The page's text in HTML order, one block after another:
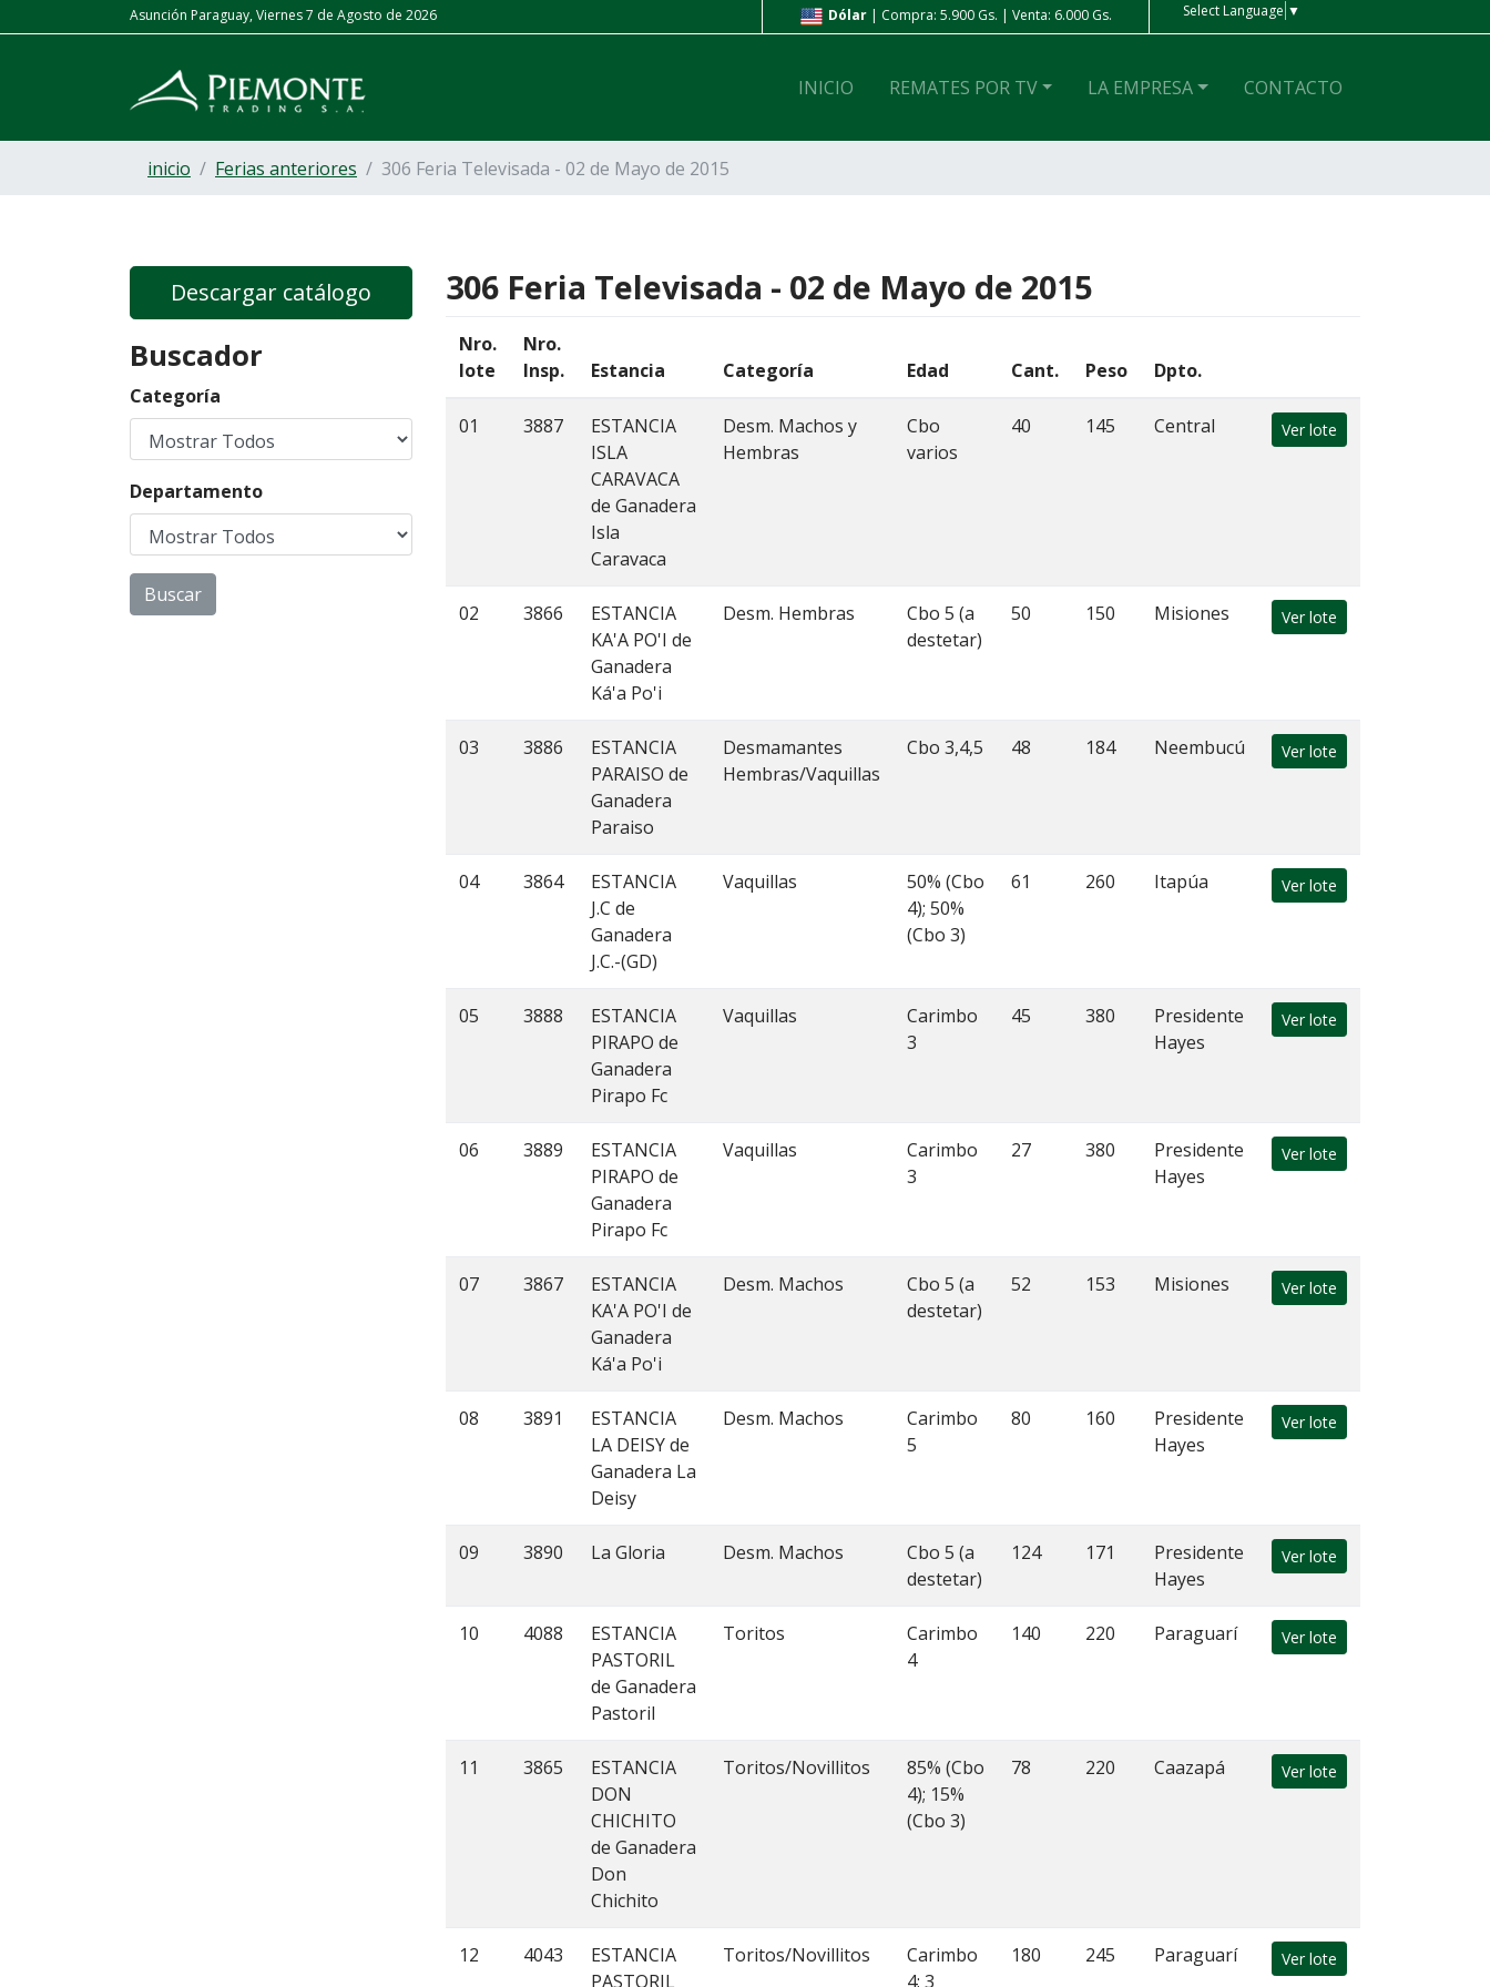
Asunción Paraguay, Viernes 7 de Agosto de 2026
| Compra: 130 Gs. | Venta: 200 Gs. Euro Dólar| Compra: 5.900 Gs. | Venta: 6.000 Gs. Peso Ar| Compra: 4 Gs. | Venta: 4 Gs.
Select Language ▼
INICIO REMATES POR TV LA EMPRESA CONTACTO
inicio Ferias anteriores 306 Feria Televisada - 02 de Mayo de 2015
Descargar catálogo
Buscador
Categoría
Departamento
306 Feria Televisada - 02 de Mayo de 2015
Nro.
lote
Nro.
Insp.
Estancia Categoría Edad Cant. Peso Dpto.
01 3887
ESTANCIA
ISLA
CARAVACA
de Ganadera
Isla
Caravaca
Desm. Machos y
Hembras
Cbo
varios
40 145 Central Ver lote
02 3866
ESTANCIA
KA'A PO'I de
Ganadera
Ká'a Po'i
Desm. Hembras
Cbo 5 (a
destetar)
50 150 Misiones Ver lote
03 3886
ESTANCIA
PARAISO de
Ganadera
Paraiso
Desmamantes
Hembras/Vaquillas
Cbo 3,4,5 48 184 Neembucú Ver lote
04 3864
ESTANCIA
J.C de
Ganadera
J.C.-(GD)
Vaquillas
50% (Cbo
4); 50%
(Cbo 3)
61 260 Itapúa Ver lote
05 3888
ESTANCIA
PIRAPO de
Ganadera
Pirapo Fc
Vaquillas
Carimbo
3
45 380
Presidente
Hayes
Ver lote
06 3889
ESTANCIA
PIRAPO de
Ganadera
Pirapo Fc
Vaquillas
Carimbo
3
27 380
Presidente
Hayes
Ver lote
07 3867
ESTANCIA
KA'A PO'I de
Ganadera
Ká'a Po'i
Desm. Machos
Cbo 5 (a
destetar)
52 153 Misiones Ver lote
08 3891
ESTANCIA
LA DEISY de
Ganadera La
Deisy
Desm. Machos
Carimbo
5
80 160
Presidente
Hayes
Ver lote
09 3890 La Gloria Desm. Machos
Cbo 5 (a
destetar)
124 171
Presidente
Hayes
Ver lote
10 4088
ESTANCIA
PASTORIL
de Ganadera
Pastoril
Toritos
Carimbo
4
140 220 Paraguarí Ver lote
11 3865
ESTANCIA
DON
CHICHITO
de Ganadera
Don
Chichito
Toritos/Novillitos
85% (Cbo
4); 15%
(Cbo 3)
78 220 Caazapá Ver lote
12 4043
ESTANCIA
PASTORIL
Toritos/Novillitos
Carimbo
4; 3
180 245 Paraguarí Ver lote